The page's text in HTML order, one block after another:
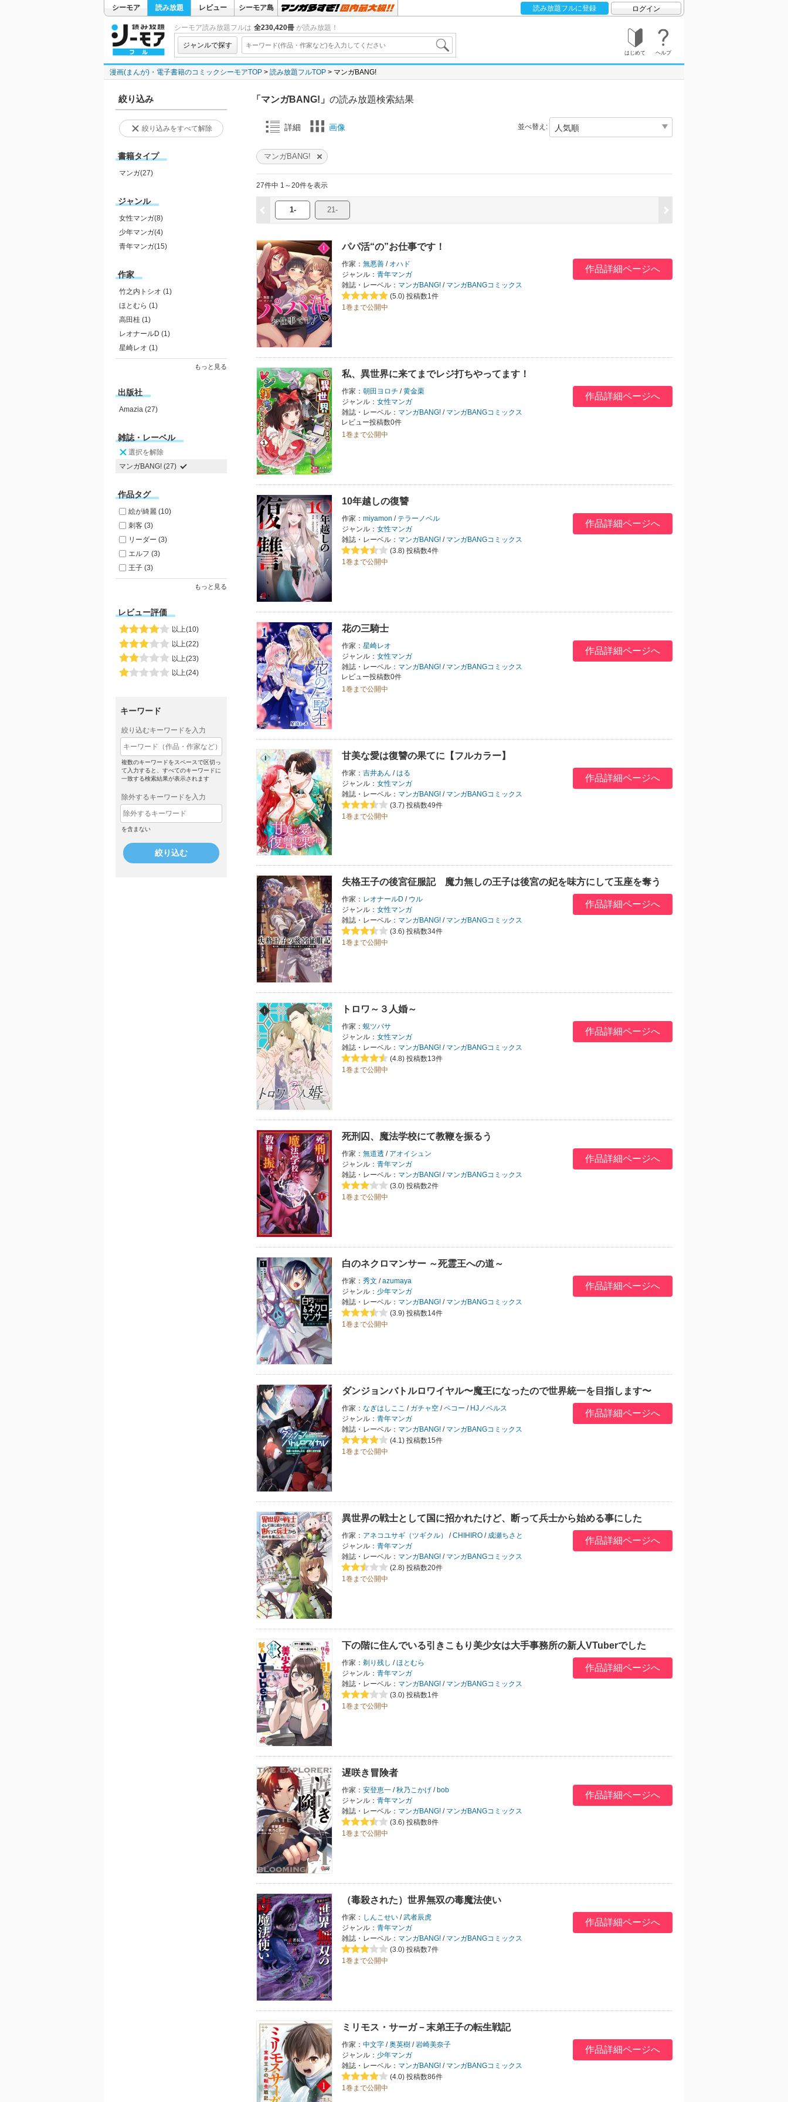
シーモア 読み放題 レビュー シーモア島 読み放題フルに登録 ログイン
シーモア読み放題フルは 全230,420冊 が読み放題！
ジャンルで探す
はじめて ヘルプ
漫画(まんが)・電子書籍のコミックシーモアTOP 読み放題フルTOP マンガBANG!
絞り込み
絞り込みをすべて解除
書籍タイプ
マンガ(27)
ジャンル
女性マンガ(8)
少年マンガ(4)
青年マンガ(15)
作家
竹之内トシオ (1)
ほとむら (1)
高田桂 (1)
レオナールD (1)
星崎レオ (1)
もっと見る
出版社
Amazia (27)
雑誌・レーベル
選択を解除
マンガBANG! (27)
作品タグ
絵が綺麗 (10)
刺客 (3)
リーダー (3)
エルフ (3)
王子 (3)
もっと見る
レビュー評価
以上(10)
以上(22)
以上(23)
以上(24)
キーワード
絞り込むキーワードを入力
複数のキーワードをスペースで区切っ
て入力すると、すべてのキーワードに
一致する検索結果が表示されます
除外するキーワードを入力
を含まない
絞り込む
「マンガBANG!」 の読み放題検索結果
詳細 画像 並べ替え:
マンガBANG!
27件中 1～20件を表示
1- 21-
パパ活“の”お仕事です！
作家： 無悪善 / オハド
ジャンル： 青年マンガ
雑誌・レーベル： マンガBANG! / マンガBANGコミックス
(5.0) 投稿数1件
1巻まで公開中
作品詳細ページへ
私、異世界に来てまでレジ打ちやってます！
作家： 朝田ヨロチ /黄金栗
ジャンル： 女性マンガ
雑誌・レーベル： マンガBANG! / マンガBANGコミックス
レビュー投稿数0件
1巻まで公開中
作品詳細ページへ
10年越しの復讐
作家： miyamon /テラーノベル
ジャンル： 女性マンガ
雑誌・レーベル： マンガBANG! / マンガBANGコミックス
(3.8) 投稿数4件
1巻まで公開中
作品詳細ページへ
花の三騎士
作家： 星崎レオ
ジャンル： 女性マンガ
雑誌・レーベル： マンガBANG! / マンガBANGコミックス
レビュー投稿数0件
1巻まで公開中
作品詳細ページへ
甘美な愛は復讐の果てに【フルカラー】
作家： 吉井あん /はる
ジャンル： 女性マンガ
雑誌・レーベル： マンガBANG! / マンガBANGコミックス
(3.7) 投稿数49件
1巻まで公開中
作品詳細ページへ
失格王子の後宮征服記 魔力無しの王子は後宮の妃を味方にして玉座を奪う
作家： レオナールD / ウル
ジャンル： 女性マンガ
雑誌・レーベル： マンガBANG! / マンガBANGコミックス
(3.6) 投稿数34件
1巻まで公開中
作品詳細ページへ
トロワ～３人婚～
作家： 蜆ツバサ
ジャンル： 女性マンガ
雑誌・レーベル： マンガBANG! / マンガBANGコミックス
(4.8) 投稿数13件
1巻まで公開中
作品詳細ページへ
死刑囚、魔法学校にて教鞭を振るう
作家： 無道透 / アオイシュン
ジャンル： 青年マンガ
雑誌・レーベル： マンガBANG! / マンガBANGコミックス
(3.0) 投稿数2件
1巻まで公開中
作品詳細ページへ
白のネクロマンサー ～死霊王への道～
作家： 秀文 /azumaya
ジャンル： 少年マンガ
雑誌・レーベル： マンガBANG! / マンガBANGコミックス
(3.9) 投稿数14件
1巻まで公開中
作品詳細ページへ
ダンジョンバトルロワイヤル〜魔王になったので世界統一を目指します〜
作家： なぎはしここ / ガチャ空 /ペコー / HJノベルス
ジャンル： 青年マンガ
雑誌・レーベル： マンガBANG! / マンガBANGコミックス
(4.1) 投稿数15件
1巻まで公開中
作品詳細ページへ
異世界の戦士として国に招かれたけど、断って兵士から始める事にした
作家： アネコユサギ（ツギクル） /CHIHIRO / 成瀬ちさと
ジャンル： 青年マンガ
雑誌・レーベル： マンガBANG! / マンガBANGコミックス
(2.8) 投稿数20件
1巻まで公開中
作品詳細ページへ
下の階に住んでいる引きこもり美少女は大手事務所の新人VTuberでした
作家： 剃り残し /ほとむら
ジャンル： 青年マンガ
雑誌・レーベル： マンガBANG! / マンガBANGコミックス
(3.0) 投稿数1件
1巻まで公開中
作品詳細ページへ
遅咲き冒険者
作家： 安登恵一 /秋乃こかげ / bob
ジャンル： 青年マンガ
雑誌・レーベル： マンガBANG! / マンガBANGコミックス
(3.6) 投稿数8件
1巻まで公開中
作品詳細ページへ
（毒殺された）世界無双の毒魔法使い
作家： しんこせい /武者辰虎
ジャンル： 青年マンガ
雑誌・レーベル： マンガBANG! / マンガBANGコミックス
(3.0) 投稿数7件
1巻まで公開中
作品詳細ページへ
ミリモス・サーガ－末弟王子の転生戦記
作家： 中文字 /奥英樹 /岩崎美奈子
ジャンル： 少年マンガ
雑誌・レーベル： マンガBANG! / マンガBANGコミックス
(4.0) 投稿数86件
1巻まで公開中
作品詳細ページへ